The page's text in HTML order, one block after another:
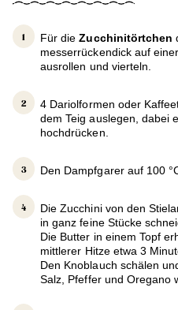
Für dieZucchinitörtchen
messerrückendick auf
ausrollen und vierteln.
4 Dariolformen oder
dem Teig auslegen, dabei
hochdrücken.
Den Dampfgarer auf 100
Die Zucchini von den
in ganz feine Stücke
Die Butter in einem Topf
mittlerer Hitze etwa 3
Den Knoblauch schälen
Salz, Pfeffer und Oregano